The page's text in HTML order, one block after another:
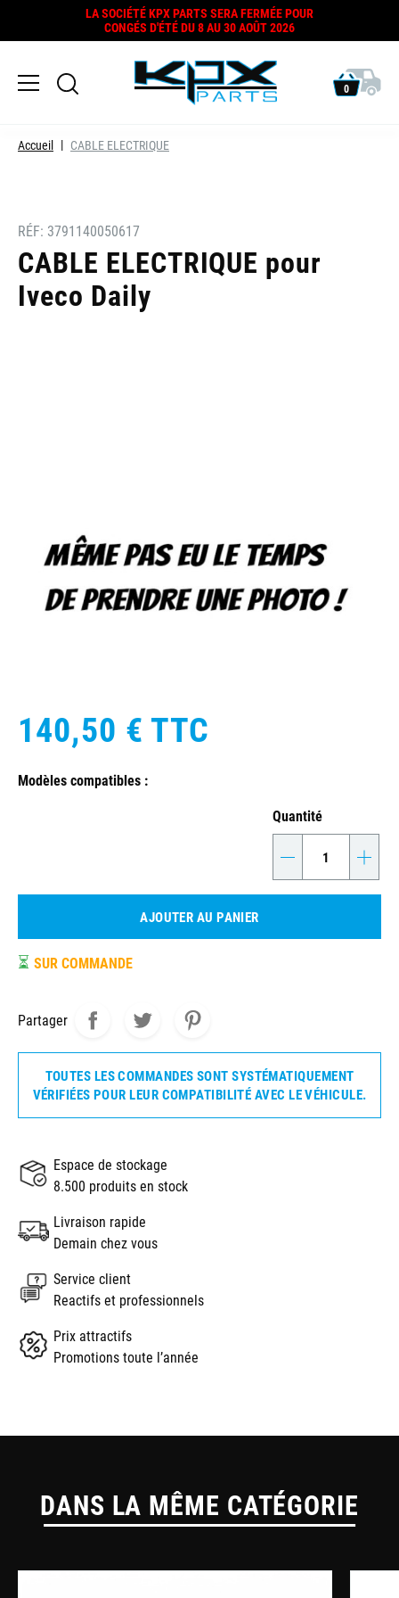
LA SOCIÉTÉ KPX PARTS SERA FERMÉE POUR
CONGÉS D'ÉTÉ DU 8 AU 30 AOÛT 2026
0
Accueil CABLE ELECTRIQUE
RÉF: 3791140050617
CABLE ELECTRIQUE pour
Iveco Daily
140,50 € TTC
Modèles compatibles :
Quantité
- +
AJOUTER AU PANIER
⏳ SUR COMMANDE
Partager
TOUTES LES COMMANDES SONT SYSTÉMATIQUEMENT
VÉRIFIÉES POUR LEUR COMPATIBILITÉ AVEC LE VÉHICULE.
Espace de stockage
8.500 produits en stock
Livraison rapide
Demain chez vous
Service client
Reactifs et professionnels
Prix attractifs
Promotions toute l’année
DANS LA MÊME CATÉGORIE